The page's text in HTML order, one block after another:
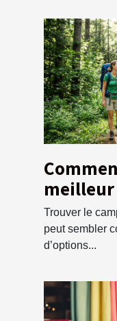
vos
Trouver le
peut sembler
d’options...